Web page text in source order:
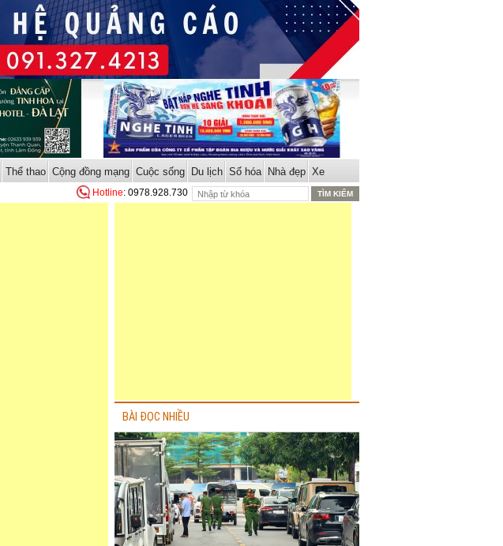
Thể thao Cộng đồng mạng Cuộc sống Du lịch Số hóa Nhà đẹp Xe
Hotline: 0978.928.730
BÀI ĐỌC NHIỀU